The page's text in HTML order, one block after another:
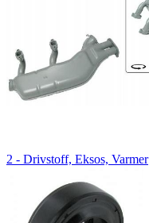
2 - Drivstoff, Eksos, Varmer